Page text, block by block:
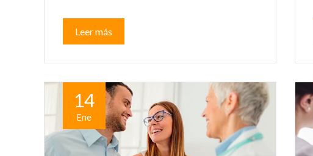
Leer más
14
Ene